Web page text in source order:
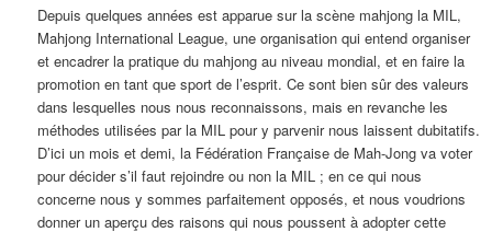
Depuis quelques années est apparue sur la scène mahjong la MIL,
Mahjong International League, une organisation qui entend organiser
et encadrer la pratique du mahjong au niveau mondial, et en faire la
promotion en tant que sport de l’esprit. Ce sont bien sûr des valeurs
dans lesquelles nous nous reconnaissons, mais en revanche les
méthodes utilisées par la MIL pour y parvenir nous laissent dubitatifs.
D’ici un mois et demi, la Fédération Française de Mah-Jong va voter
pour décider s’il faut rejoindre ou non la MIL ; en ce qui nous
concerne nous y sommes parfaitement opposés, et nous voudrions
donner un aperçu des raisons qui nous poussent à adopter cette